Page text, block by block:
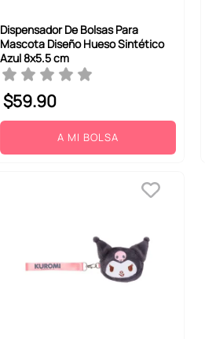
Dispensador De Bolsas Para
Mascota Diseño Hueso Sintético
Azul 8x5.5 cm
$59.90
A MI BOLSA